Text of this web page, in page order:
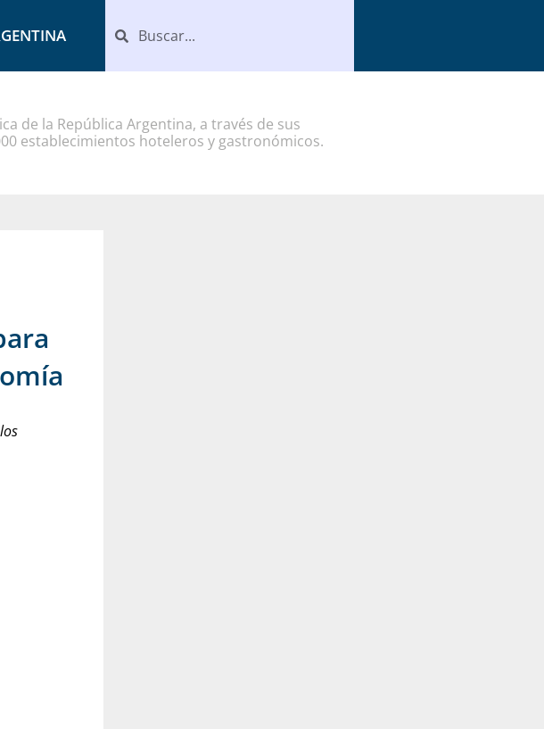
de la República Argentina, a través de sus
establecimientos hoteleros y gastronómicos.